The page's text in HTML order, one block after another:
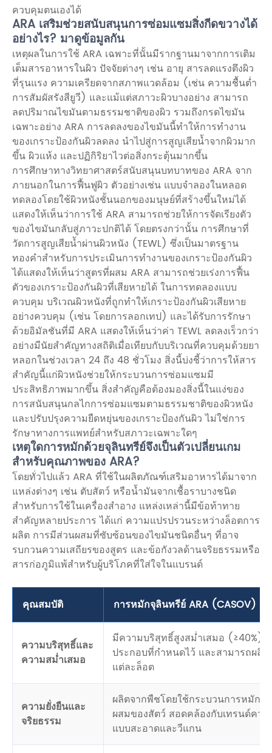
ควบคุมตนเองได้
ARA เสริมช่วยสนับสนุนการซ่อมแซมสิ่งกีดขวางได้
อย่างไร? มาดูข้อมูลกัน
เหตุผลในการใช้ ARA เฉพาะที่นั้นมีรากฐานมาจากการเติม
เต็มสารอาหารในผิว ปัจจัยต่างๆ เช่น อายุ สารลดแรงตึงผิว
ที่รุนแรง ความเครียดจากสภาพแวดล้อม (เช่น ความชื้นต่ำ
การสัมผัสรังสียูวี) และแม้แต่สภาวะผิวบางอย่าง สามารถ
ลดปริมาณไขมันตามธรรมชาติของผิว รวมถึงกรดไขมัน
เฉพาะอย่าง ARA การลดลงของไขมันนี้ทำให้การทำงาน
ของเกราะป้องกันผิวลดลง นำไปสู่การสูญเสียน้ำจากผิวมาก
ขึ้น ผิวแห้ง และปฏิกิริยาไวต่อสิ่งกระตุ้นมากขึ้น
การศึกษาทางวิทยาศาสตร์สนับสนุนบทบาทของ ARA จาก
ภายนอกในการฟื้นฟูผิว ตัวอย่างเช่น แบบจำลองในหลอด
ทดลองโดยใช้ผิวหนังชั้นนอกของมนุษย์ที่สร้างขึ้นใหม่ได้
แสดงให้เห็นว่าการใช้ ARA สามารถช่วยให้การจัดเรียงตัว
ของไขมันกลับสู่ภาวะปกติได้ โดยตรงกว่านั้น การศึกษาที่
วัดการสูญเสียน้ำผ่านผิวหนัง (TEWL) ซึ่งเป็นมาตรฐาน
ทองคำสำหรับการประเมินการทำงานของเกราะป้องกันผิว
ได้แสดงให้เห็นว่าสูตรที่ผสม ARA สามารถช่วยเร่งการฟื้น
ตัวของเกราะป้องกันผิวที่เสียหายได้ ในการทดลองแบบ
ควบคุม บริเวณผิวหนังที่ถูกทำให้เกราะป้องกันผิวเสียหาย
อย่างควบคุม (เช่น โดยการลอกเทป) และได้รับการรักษา
ด้วยอิมัลชันที่มี ARA แสดงให้เห็นว่าค่า TEWL ลดลงเร็วกว่า
อย่างมีนัยสำคัญทางสถิติเมื่อเทียบกับบริเวณที่ควบคุมด้วยยา
หลอกในช่วงเวลา 24 ถึง 48 ชั่วโมง สิ่งนี้บ่งชี้ว่าการให้สาร
สำคัญนี้แก่ผิวหนังช่วยให้กระบวนการซ่อมแซมมี
ประสิทธิภาพมากขึ้น สิ่งสำคัญคือต้องมองสิ่งนี้ในแง่ของ
การสนับสนุนกลไกการซ่อมแซมตามธรรมชาติของผิวหนัง
และปรับปรุงความยืดหยุ่นของเกราะป้องกันผิว ไม่ใช่การ
รักษาทางการแพทย์สำหรับสภาวะเฉพาะใดๆ
เหตุใดการหมักด้วยจุลินทรีย์จึงเป็นตัวเปลี่ยนเกม
สำหรับคุณภาพของ ARA?
โดยทั่วไปแล้ว ARA ที่ใช้ในผลิตภัณฑ์เสริมอาหารได้มาจาก
แหล่งต่างๆ เช่น ตับสัตว์ หรือน้ำมันจากเชื้อราบางชนิด
สำหรับการใช้ในเครื่องสำอาง แหล่งเหล่านี้มีข้อท้าทาย
สำคัญหลายประการ ได้แก่ ความแปรปรวนระหว่างล็อตการ
ผลิต การมีส่วนผสมที่ซับซ้อนของไขมันชนิดอื่นๆ ที่อาจ
รบกวนความเสถียรของสูตร และข้อกังวลด้านจริยธรรมหรือ
สารก่อภูมิแพ้สำหรับผู้บริโภคที่ใส่ใจในแบรนด์
คุณสมบัติ การหมักจุลินทรีย์ ARA (CASOV)
ความบริสุทธิ์และ
ความสม่ำเสมอ
มีความบริสุทธิ์สูงสม่ำเสมอ (≥40%)
ประกอบที่กำหนดไว้ และสามารถผลิต
แต่ละล็อต
ความยั่งยืนและ
จริยธรรม
ผลิตจากพืชโดยใช้กระบวนการหมัก
ผสมของสัตว์ สอดคล้องกับเทรนด์ควา
แบบสะอาดและวีแกน